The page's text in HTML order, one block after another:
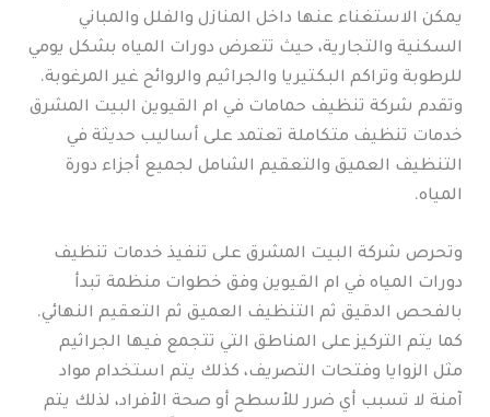
يمكن الاستغناء عنها داخل المنازل والفلل والمباني
السكنية والتجارية، حيث تتعرض دورات المياه بشكل يومي
للرطوبة وتراكم البكتيريا والجراثيم والروائح غير المرغوبة.
وتقدم شركة تنظيف حمامات في ام القيوين البيت المشرق
خدمات تنظيف متكاملة تعتمد على أساليب حديثة في
التنظيف العميق والتعقيم الشامل لجميع أجزاء دورة
المياه.
وتحرص شركة البيت المشرق على تنفيذ خدمات تنظيف
دورات المياه في ام القيوين وفق خطوات منظمة تبدأ
بالفحص الدقيق ثم التنظيف العميق ثم التعقيم النهائي.
كما يتم التركيز على المناطق التي تتجمع فيها الجراثيم
مثل الزوايا وفتحات التصريف، كذلك يتم استخدام مواد
آمنة لا تسبب أي ضرر للأسطح أو صحة الأفراد، لذلك يتم